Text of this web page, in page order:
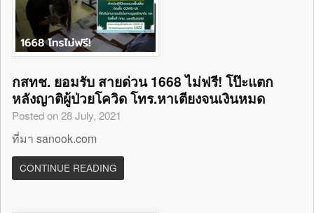
กสทช. ยอมรับ สายด่วน 1668 ไม่ฟรี! โป๊ะแตก
หลังญาติผู้ป่วยโควิด โทร.หาเตียงจนเงินหมด
Posted on 28 July, 2021
ที่มา sanook.com
CONTINUE READING